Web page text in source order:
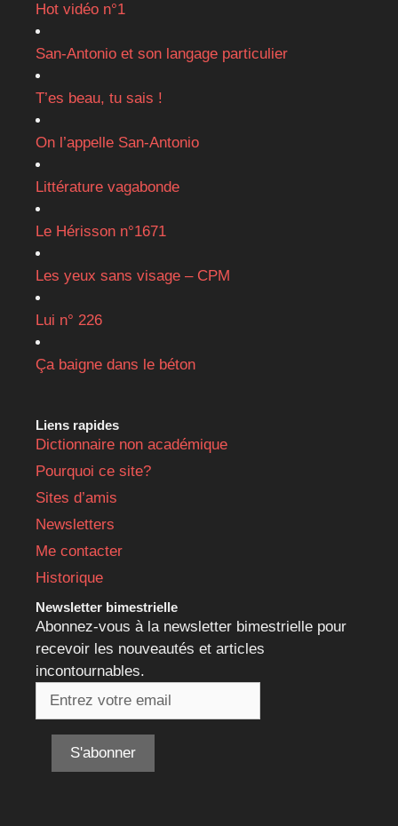
Hot vidéo n°1
San-Antonio et son langage particulier
T’es beau, tu sais !
On l’appelle San-Antonio
Littérature vagabonde
Le Hérisson n°1671
Les yeux sans visage – CPM
Lui n° 226
Ça baigne dans le béton
Liens rapides
Dictionnaire non académique
Pourquoi ce site?
Sites d’amis
Newsletters
Me contacter
Historique
Newsletter bimestrielle
Abonnez-vous à la newsletter bimestrielle pour
recevoir les nouveautés et articles
incontournables.